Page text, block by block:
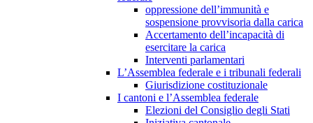
oppressione dell’immunità e
sospensione provvisoria dalla carica
Accertamento dell’incapacità di
esercitare la carica
Interventi parlamentari
L’Assemblea federale e i tribunali federali
Giurisdizione costituzionale
I cantoni e l’Assemblea federale
Elezioni del Consiglio degli Stati